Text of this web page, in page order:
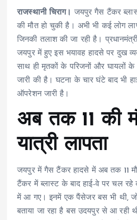
राजस्थानी चिराग। जयपुर गैस टैंकर
की मौत हो चुकी है। अभी भी कई लोग
जिनकी तलाश की जा रही है।
जयपुर में हुए इस भयावह हादसे पर दुख
साथ ही मृतकों के परिजनों और घायलों के
जारी की है। घटना के चार घंटे बाद भी
ऑपरेशन जारी है।
अब तक 11 की
यात्री लापता
जयपुर में गैस टैंकर हादसे में अब तक 11
टैंकर में ब्लास्ट के बाद हाई-वे पर चल
में आ गए। इनमें एक पैंसेजर बस भी थी,
बताया जा रहा है बस उदयपुर से आ रही